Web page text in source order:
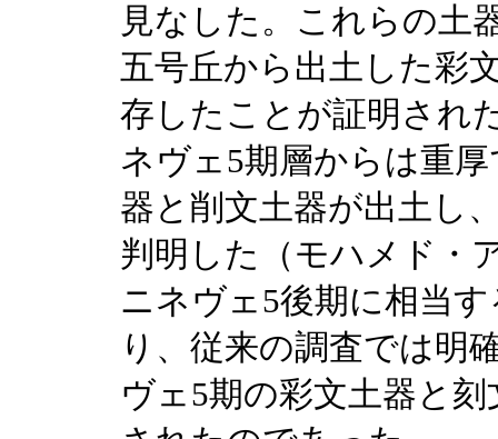
見なした。これらの土
五号丘から出土した彩
存したことが証明され
ネヴェ5期層からは重
器と削文土器が出土し
判明した（モハメド・
ニネヴェ5後期に相当
り、従来の調査では明
ヴェ5期の彩文土器と